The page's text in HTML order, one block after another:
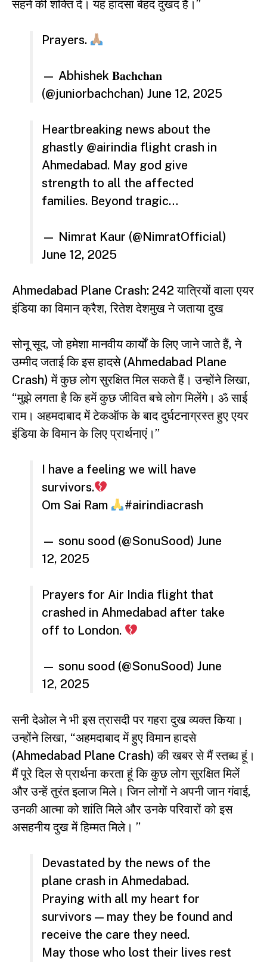
सहने की शक्ति दे। यह हादसा बेहद दुखद है।”
Prayers.
— Abhishek 𝐁𝐚𝐜𝐡𝐜𝐡𝐚𝐧
(@juniorbachchan) June 12, 2025
Heartbreaking news about the
ghastly @airindia flight crash in
Ahmedabad. May god give
strength to all the affected
families. Beyond tragic…
— Nimrat Kaur (@NimratOfficial)
June 12, 2025
Ahmedabad Plane Crash: 242 यात्रियों वाला एयर
इंडिया का विमान क्रैश, रितेश देशमुख ने जताया दुख
सोनू सूद, जो हमेशा मानवीय कार्यों के लिए जाने जाते हैं, ने
उम्मीद जताई कि इस हादसे (Ahmedabad Plane
Crash) में कुछ लोग सुरक्षित मिल सकते हैं। उन्होंने लिखा,
“मुझे लगता है कि हमें कुछ जीवित बचे लोग मिलेंगे। ॐ साई
राम। अहमदाबाद में टेकऑफ के बाद दुर्घटनाग्रस्त हुए एयर
इंडिया के विमान के लिए प्रार्थनाएं।”
I have a feeling we will have
survivors.
Om Sai Ram
#airindiacrash
— sonu sood (@SonuSood) June
12, 2025
Prayers for Air India flight that
crashed in Ahmedabad after take
off to London.
— sonu sood (@SonuSood) June
12, 2025
सनी देओलने भी इस त्रासदी पर गहरा दुख व्यक्त किया।
उन्होंने लिखा, “अहमदाबाद में हुए विमान हादसे
(Ahmedabad Plane Crash) की खबर से मैं स्तब्ध हूं।
मैं पूरे दिल से प्रार्थना करता हूं कि कुछ लोग सुरक्षित मिलें
और उन्हें तुरंत इलाज मिले। जिन लोगों ने अपनी जान गंवाई,
उनकी आत्मा को शांति मिले और उनके परिवारों को इस
असहनीय दुख में हिम्मत मिले। ”
Devastated by the news of the
plane crash in Ahmedabad.
Praying with all my heart for
survivors — may they be found and
receive the care they need.
May those who lost their lives rest